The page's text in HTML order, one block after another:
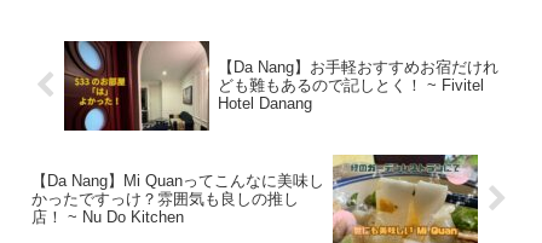
【Da Nang】お手軽おすすめお宿だけれ
ども難もあるので記しとく！ ~ Fivitel
Hotel Danang
【Da Nang】Mi Quanってこんなに美味し
かったですっけ？雰囲気も良しの推し
店！ ~ Nu Do Kitchen